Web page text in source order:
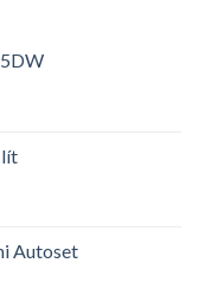
₫.
lít
₫.
Autoset